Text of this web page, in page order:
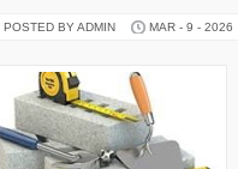
POSTED BY ADMIN MAR - 9 - 2026